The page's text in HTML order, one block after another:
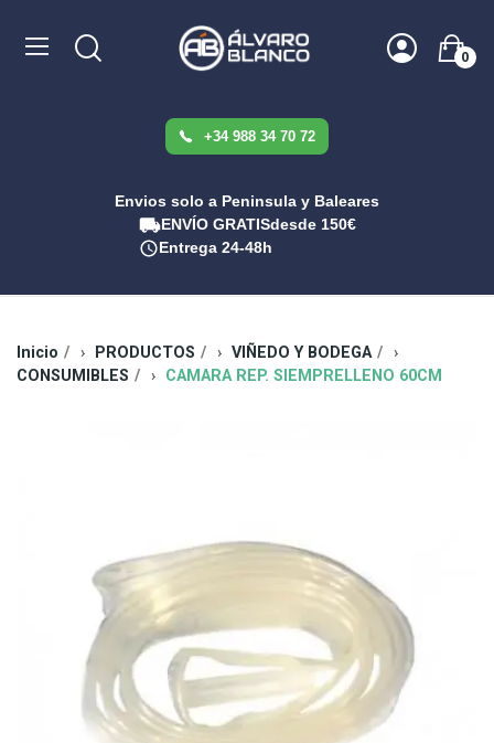
0
+34 988 34 70 72
Envios solo a Peninsula y Baleares
ENVÍO GRATISdesde 150€
Entrega 24-48h
Inicio PRODUCTOS
VIÑEDO Y BODEGA
CONSUMIBLES
CAMARA REP. SIEMPRELLENO 60CM